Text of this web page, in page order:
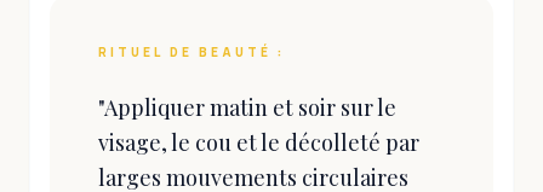
RITUEL DE BEAUTÉ :
"Appliquer matin et soir sur le
visage, le cou et le décolleté par
larges mouvements circulaires